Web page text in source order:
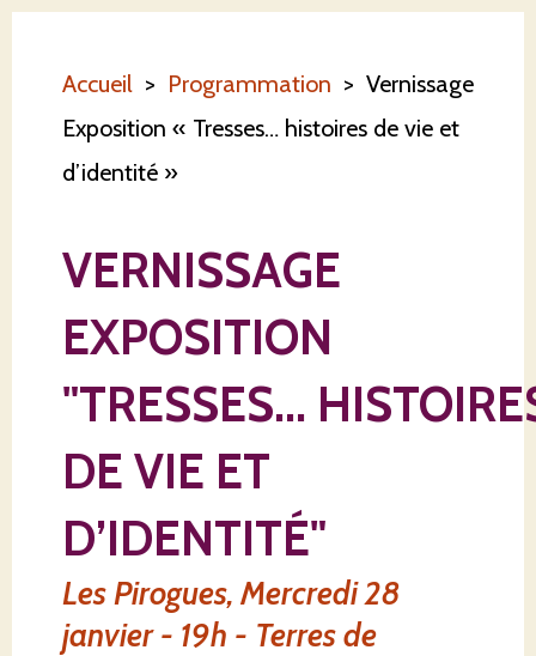
Accueil > Programmation > Vernissage
Exposition « Tresses… histoires de vie et
d’identité »
VERNISSAGE
EXPOSITION
"TRESSES...
DE VIE ET
D’IDENTITÉ"
Les Pirogues, Mercredi 28
janvier - 19h - Terres de